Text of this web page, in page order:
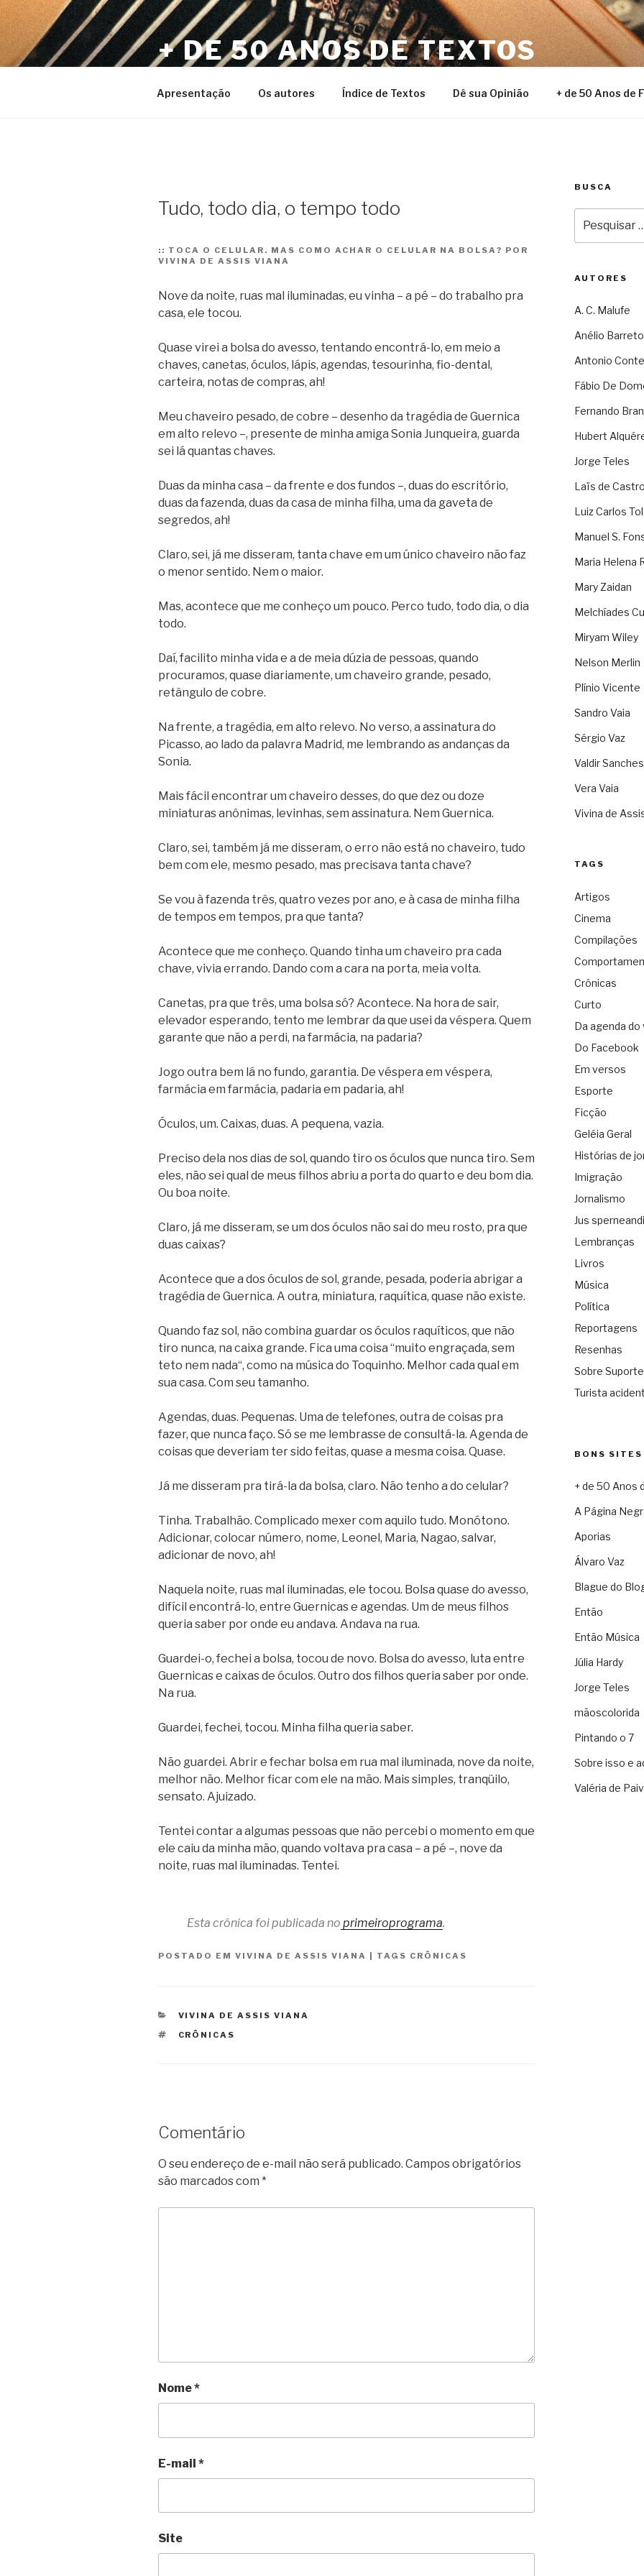
Pular
para
o
conteúdo
+ DE 50 ANOS DE TEXTOS
Apresentação Os autores Índice de Textos Dê sua Opinião + de 50 Anos de
Tudo, todo dia, o tempo todo
:: TOCA O CELULAR. MAS COMO ACHAR O CELULAR NA BOLSA? POR
VIVINA DE ASSIS VIANA
Nove da noite, ruas mal iluminadas, eu vinha – a pé – do trabalho pra
casa, ele tocou.
Quase virei a bolsa do avesso, tentando encontrá-lo, em meio a
chaves, canetas, óculos, lápis, agendas, tesourinha, fio-dental,
carteira, notas de compras, ah!
Meu chaveiro pesado, de cobre – desenho da tragédia de Guernica
em alto relevo –, presente de minha amiga Sonia Junqueira, guarda
sei lá quantas chaves.
Duas da minha casa – da frente e dos fundos –, duas do escritório,
duas da fazenda, duas da casa de minha filha, uma da gaveta de
segredos, ah!
Claro, sei, já me disseram, tanta chave em um único chaveiro não faz
o menor sentido. Nem o maior.
Mas, acontece que me conheço um pouco. Perco tudo, todo dia, o dia
todo.
Daí, facilito minha vida e a de meia dúzia de pessoas, quando
procuramos, quase diariamente, um chaveiro grande, pesado,
retângulo de cobre.
Na frente, a tragédia, em alto relevo. No verso, a assinatura do
Picasso, ao lado da palavra Madrid, me lembrando as andanças da
Sonia.
Mais fácil encontrar um chaveiro desses, do que dez ou doze
miniaturas anônimas, levinhas, sem assinatura. Nem Guernica.
Claro, sei, também já me disseram, o erro não está no chaveiro, tudo
bem com ele, mesmo pesado, mas precisava tanta chave?
Se vou à fazenda três, quatro vezes por ano, e à casa de minha filha
de tempos em tempos, pra que tanta?
Acontece que me conheço. Quando tinha um chaveiro pra cada
chave, vivia errando. Dando com a cara na porta, meia volta.
Canetas, pra que três, uma bolsa só? Acontece. Na hora de sair,
elevador esperando, tento me lembrar da que usei da véspera. Quem
garante que não a perdi, na farmácia, na padaria?
Jogo outra bem lá no fundo, garantia. De véspera em véspera,
farmácia em farmácia, padaria em padaria, ah!
Óculos, um. Caixas, duas. A pequena, vazia.
Preciso dela nos dias de sol, quando tiro os óculos que nunca tiro. Sem
eles, não sei qual de meus filhos abriu a porta do quarto e deu bom dia.
Ou boa noite.
Claro, já me disseram, se um dos óculos não sai do meu rosto, pra que
duas caixas?
Acontece que a dos óculos de sol, grande, pesada, poderia abrigar a
tragédia de Guernica. A outra, miniatura, raquítica, quase não existe.
Quando faz sol, não combina guardar os óculos raquíticos, que não
tiro nunca, na caixa grande. Fica uma coisa “muito engraçada, sem
teto nem nada“, como na música do Toquinho. Melhor cada qual em
sua casa. Com seu tamanho.
Agendas, duas. Pequenas. Uma de telefones, outra de coisas pra
fazer, que nunca faço. Só se me lembrasse de consultá-la. Agenda de
coisas que deveriam ter sido feitas, quase a mesma coisa. Quase.
Já me disseram pra tirá-la da bolsa, claro. Não tenho a do celular?
Tinha. Trabalhão. Complicado mexer com aquilo tudo. Monótono.
Adicionar, colocar número, nome, Leonel, Maria, Nagao, salvar,
adicionar de novo, ah!
Naquela noite, ruas mal iluminadas, ele tocou. Bolsa quase do avesso,
difícil encontrá-lo, entre Guernicas e agendas. Um de meus filhos
queria saber por onde eu andava. Andava na rua.
Guardei-o, fechei a bolsa, tocou de novo. Bolsa do avesso, luta entre
Guernicas e caixas de óculos. Outro dos filhos queria saber por onde.
Na rua.
Guardei, fechei, tocou. Minha filha queria saber.
Não guardei. Abrir e fechar bolsa em rua mal iluminada, nove da noite,
melhor não. Melhor ficar com ele na mão. Mais simples, tranqüilo,
sensato. Ajuizado.
Tentei contar a algumas pessoas que não percebi o momento em que
ele caiu da minha mão, quando voltava pra casa – a pé –, nove da
noite, ruas mal iluminadas. Tentei.
Esta crônica foi publicada no primeiroprograma.
POSTADO EM VIVINA DE ASSIS VIANA | TAGS CRÔNICAS
CATEGORIAS
VIVINA DE ASSIS VIANA
TAGS
CRÔNICAS
Comentário
O seu endereço de e-mail não será publicado. Campos obrigatórios
são marcados com *
Nome*
E-mail *
Site
BUSCA
por:
AUTORES
A. C. Malufe
Anélio Barreto
Antonio
Fábio De
Fernando
Hubert
Jorge Teles
Laïs de Castro
Luiz Carlos
Manuel S.
Maria Helena
Mary Zaidan
Melchíades
Miryam Wiley
Nelson Merlin
Plínio Vicente
Sandro Vaia
Sérgio Vaz
Valdir Sanches
Vera Vaia
Vivina de
TAGS
Artigos
Cinema
Compilações
Crônicas
Curto
Da agenda do
Do Facebook
Em versos
Esporte
Ficção
Geléia Geral
Histórias de
Imigração
Jornalismo
Jus sperneandi
Lembranças
Livros
Música
Política
Reportagens
Resenhas
Sobre
Turista
BONS SITES
+ de 50 Anos
A Página
Aporias
Álvaro Vaz
Blague do
Então
Então Música
Júlia Hardy
Jorge Teles
mãoscolorida
Pintando o 7
Sobre isso e
Valéria de